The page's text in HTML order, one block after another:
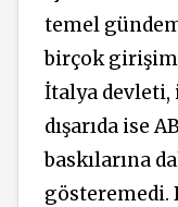
temel
birçok girişim
İtalya devleti,
dışarıda ise
baskılarına
gösteremedi.